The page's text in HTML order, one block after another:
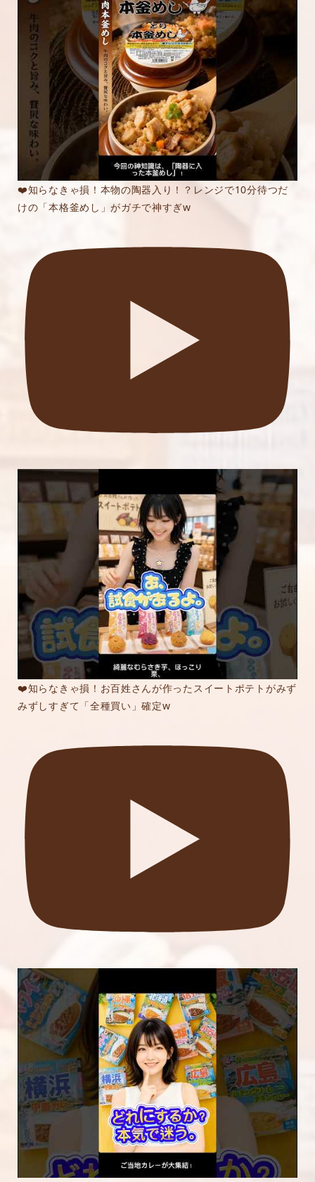
❤️知らなきゃ損！本物の陶器入り！？レンジで10分待つだ
けの「本格釜めし」がガチで神すぎw
❤️知らなきゃ損！お百姓さんが作ったスイートポテトがみず
みずしすぎて「全種買い」確定w